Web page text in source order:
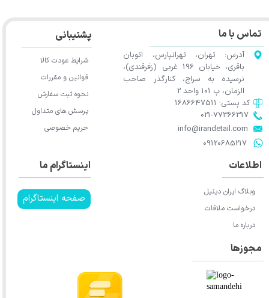
تماس با ما
آدرس: تهران، تهرانپارس، اتوبان
باقری، خیابان 196 غربی (زفرقندی)،
نرسیده به سراج، کنارگذر صاحب
الزمان، پ 101 واحد 2
​​​​​​​info@irandetail.com
021-77366317​​​​​​​​​​​​​​​​​​​​​
​​​​​​​09120685217​​​​​​​
کد پستی: 1686647511
اینستاگرام ما
صفحه اینستاگرام
اطلاعات
وبلاگ ایران دیتیل
درخواست ملاقات
درباره ما
پشتیبانی
شرایط عودت کالا
قوانین و مقررات
نحوه ثبت سفارش
پرسش های متداول
حریم خصوصی
مجوزها